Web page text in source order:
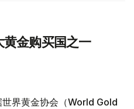
金购买国之一
世界黄金协会（World Gold